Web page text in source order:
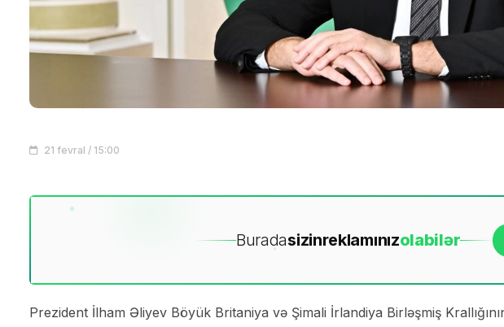
21 fevral / 15:00
Buradasizinreklamınızolabilər
Prezident İlham Əliyev Böyük Britaniya və Şimali İrlandiya Birləşmiş